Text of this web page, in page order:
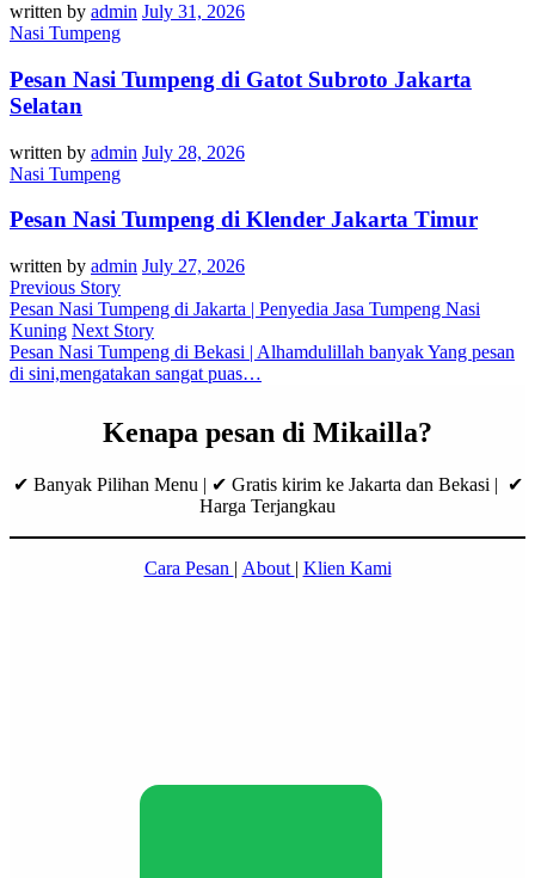
written by admin July 31, 2026
Nasi Tumpeng
Pesan Nasi Tumpeng di Gatot Subroto Jakarta
Selatan
written by admin July 28, 2026
Nasi Tumpeng
Pesan Nasi Tumpeng di Klender Jakarta Timur
written by admin July 27, 2026
Previous Story
Pesan Nasi Tumpeng di Jakarta | Penyedia Jasa Tumpeng Nasi
Kuning Next Story
Pesan Nasi Tumpeng di Bekasi | Alhamdulillah banyak Yang pesan
di sini,mengatakan sangat puas…
Kenapa pesan di Mikailla?
✔ Banyak Pilihan Menu | ✔ Gratis kirim ke Jakarta dan Bekasi | ✔
Harga Terjangkau
Cara Pesan | About | Klien Kami